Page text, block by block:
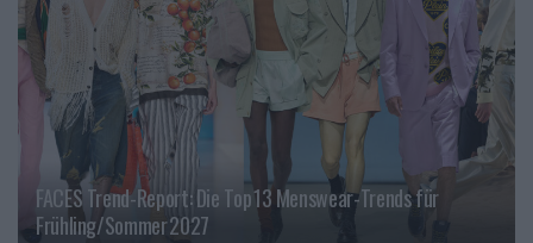
FACES Trend-Report: Die Top 13 Menswear-Trends für
Frühling/Sommer 2027